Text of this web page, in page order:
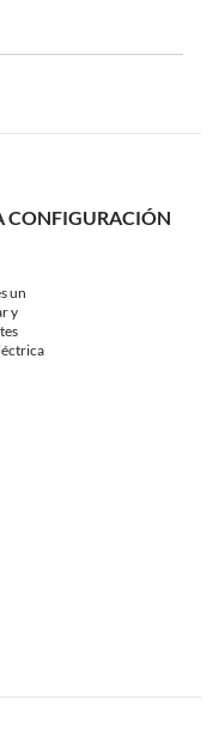
CONFIGURACIÓN
un
y